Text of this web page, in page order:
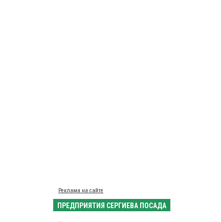
Реклама на сайте
ПРЕДПРИЯТИЯ СЕРГИЕВА ПОСАДА